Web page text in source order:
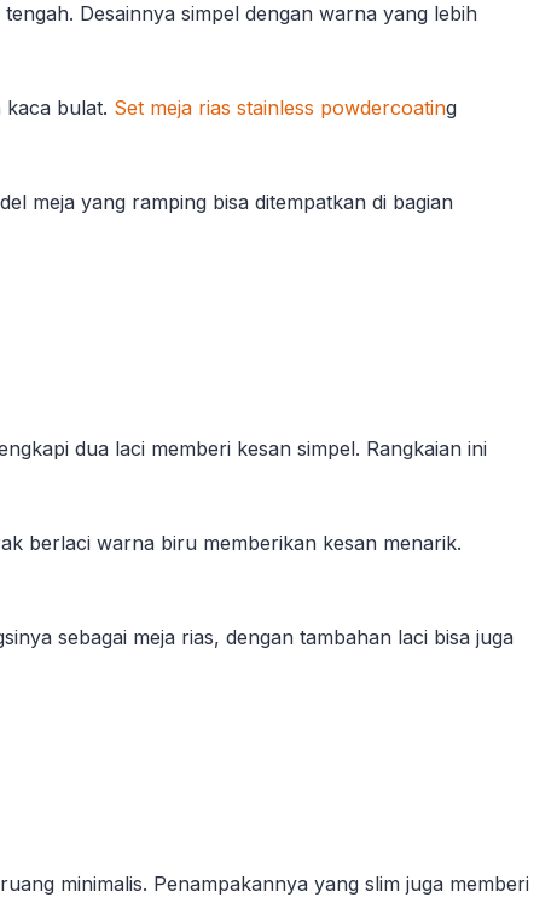
Desainnya simpel dengan warna yang lebih
bulat. Set meja rias stainless powdercoating
meja yang ramping bisa ditempatkan di bagian
dua laci memberi kesan simpel. Rangkaian ini
berlaci warna biru memberikan kesan menarik.
sebagai meja rias, dengan tambahan laci bisa juga
minimalis. Penampakannya yang slim juga memberi